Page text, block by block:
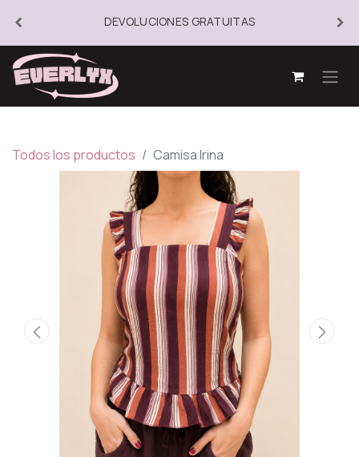
DEVOLUCIONES GRATUITAS
Todos los productos Camisa Irina